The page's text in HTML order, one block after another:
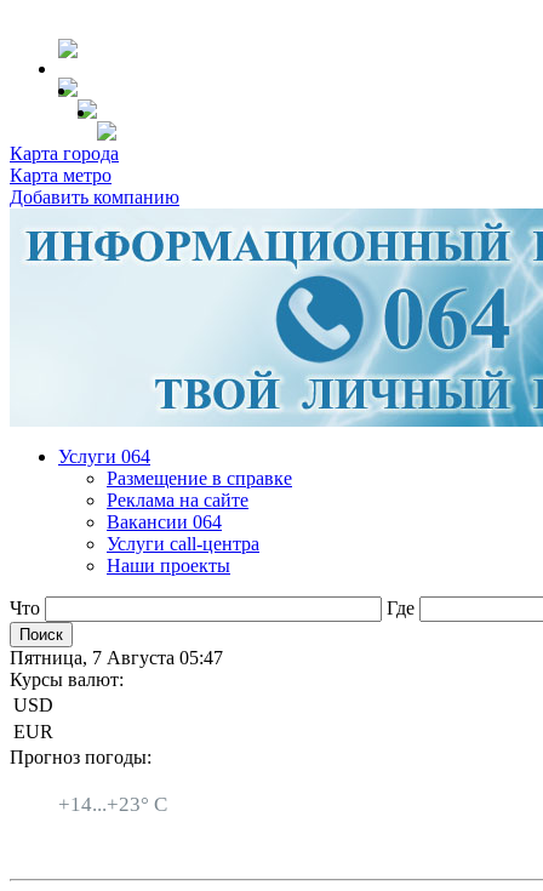
Карта города
Карта метро
Добавить компанию
Услуги 064
Размещение в справке
Реклама на сайте
Вакансии 064
Услуги call-центра
Наши проекты
Что Где
Пятница, 7 Августа 05:47
Курсы валют:
USD
EUR
Прогноз погоды:
+14...+23° C